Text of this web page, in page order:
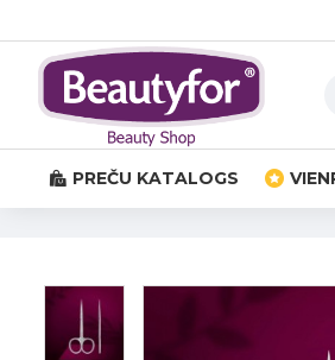
PREČU KATALOGS